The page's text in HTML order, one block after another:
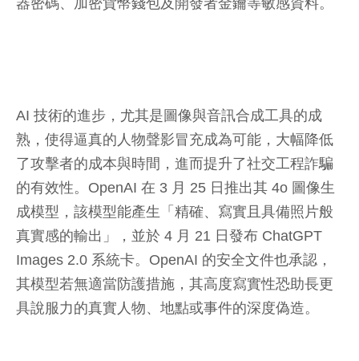
器密碼、加密貨幣錢包及開發者金鑰等敏感資料。
AI 技術的進步，尤其是圖像與音訊合成工具的成
熟，使得逼真的人物聲影冒充成為可能，大幅降低
了攻擊者的成本與時間，進而提升了社交工程詐騙
的有效性。OpenAI 在 3 月 25 日推出其 4o 圖像生
成模型，該模型能產生「精確、寫實且具備照片般
真實感的輸出」，並於 4 月 21 日發布 ChatGPT
Images 2.0 系統卡。OpenAI 的安全文件也承認，
其模型若無適當防護措施，其高度寫實性恐助長更
具說服力的真實人物、地點或事件的深度偽造。